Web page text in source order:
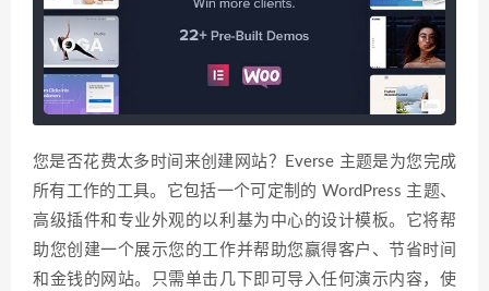
您是否花费太多时间来创建网站？Everse 主题是为您完成
所有工作的工具。它包括一个可定制的 WordPress 主题、
高级插件和专业外观的以利基为中心的设计模板。它将帮
助您创建一个展示您的工作并帮助您赢得客户、节省时间
和金钱的网站。只需单击几下即可导入任何演示内容，使